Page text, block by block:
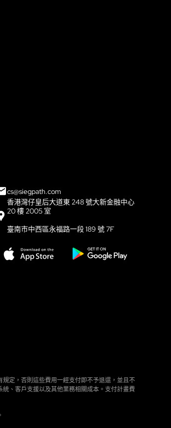
cs@siegpath.com
香港灣仔皇后大道東 248 號大新金融中心
20 樓 2005 室
臺南市中西區永福路一段 189 號 7F
定，否則這些費用一經支付即不予退還，並且不
、客戶支援以及其他業務相關成本。支付計畫費